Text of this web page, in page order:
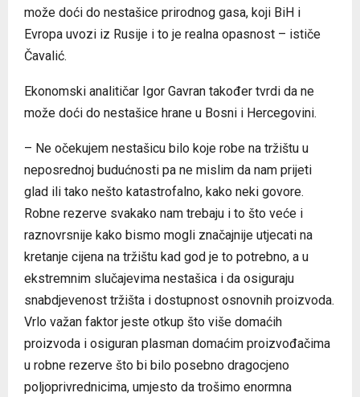
može doći do nestašice prirodnog gasa, koji BiH i
Evropa uvozi iz Rusije i to je realna opasnost – ističe
Čavalić.
Ekonomski analitičar Igor Gavran također tvrdi da ne
može doći do nestašice hrane u Bosni i Hercegovini.
– Ne očekujem nestašicu bilo koje robe na tržištu u
neposrednoj budućnosti pa ne mislim da nam prijeti
glad ili tako nešto katastrofalno, kako neki govore.
Robne rezerve svakako nam trebaju i to što veće i
raznovrsnije kako bismo mogli značajnije utjecati na
kretanje cijena na tržištu kad god je to potrebno, a u
ekstremnim slučajevima nestašica i da osiguraju
snabdjevenost tržišta i dostupnost osnovnih proizvoda.
Vrlo važan faktor jeste otkup što više domaćih
proizvoda i osiguran plasman domaćim proizvođačima
u robne rezerve što bi bilo posebno dragocjeno
poljoprivrednicima, umjesto da trošimo enormna